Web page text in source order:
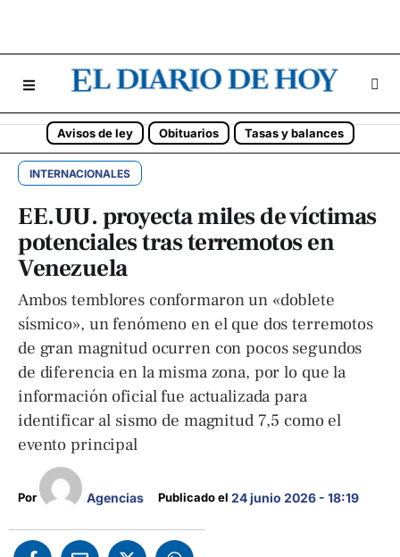
Avisos de ley Obituarios Tasas y balances
INTERNACIONALES
EE.UU. proyecta miles de víctimas
potenciales tras terremotos en
Venezuela
Ambos temblores conformaron un «doblete
sísmico», un fenómeno en el que dos terremotos
de gran magnitud ocurren con pocos segundos
de diferencia en la misma zona, por lo que la
información oficial fue actualizada para
identificar al sismo de magnitud 7,5 como el
evento principal
Por Agencias Publicado el 24 junio 2026 - 18:19